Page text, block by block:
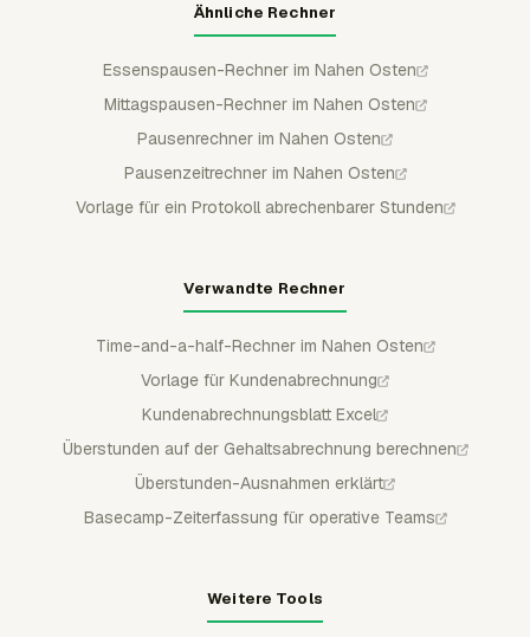
Ähnliche Rechner
Essenspausen-Rechner im Nahen Osten
Mittagspausen-Rechner im Nahen Osten
Pausenrechner im Nahen Osten
Pausenzeitrechner im Nahen Osten
Vorlage für ein Protokoll abrechenbarer Stunden
Verwandte Rechner
Time-and-a-half-Rechner im Nahen Osten
Vorlage für Kundenabrechnung
Kundenabrechnungsblatt Excel
Überstunden auf der Gehaltsabrechnung berechnen
Überstunden-Ausnahmen erklärt
Basecamp-Zeiterfassung für operative Teams
Weitere Tools